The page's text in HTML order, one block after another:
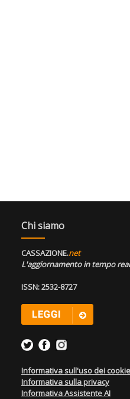
Chi siamo
CASSAZIONE.net
L'aggiornamento in tempo
ISSN: 2532-8727
Informativa sull'uso dei cookie
Informativa sulla privacy
Informativa Assistente AI